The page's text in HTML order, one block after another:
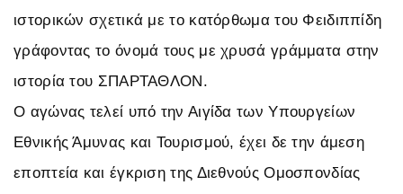
ιστορικών σχετικά με το κατόρθωμα του Φειδιππίδη
γράφοντας το όνομά τους με χρυσά γράμματα στην
ιστορία του ΣΠΑΡΤΑΘΛΟΝ.
Ο αγώνας τελεί υπό την Αιγίδα των Υπουργείων
Εθνικής Άμυνας και Τουρισμού, έχει δε την άμεση
εποπτεία και έγκριση της Διεθνούς Ομοσπονδίας